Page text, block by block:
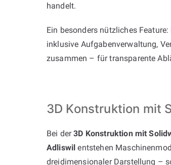
handelt.
Ein besonders nützliches
inklusive Aufgabenverwaltung,
zusammen – für transparente
3D Konstruktion mit
Bei der3D Konstruktion mit
Adliswil entstehen
dreidimensionaler Darstellung –